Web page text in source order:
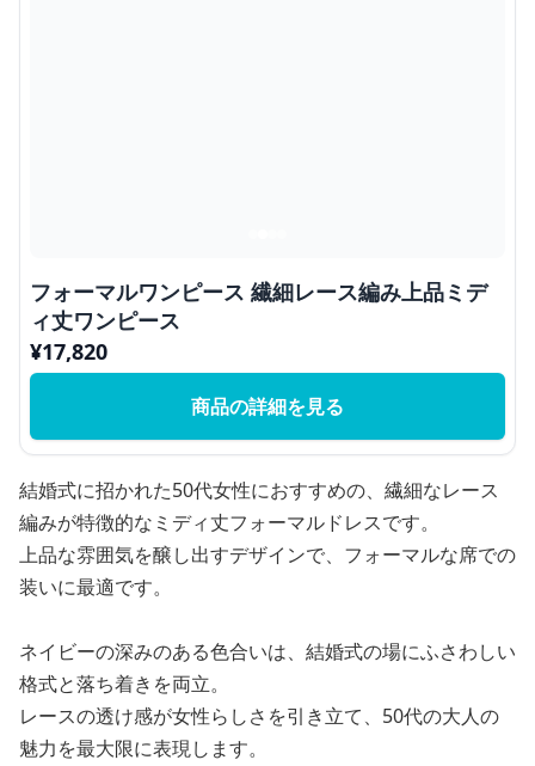
フォーマルワンピース 繊細レース編み上品ミデ
ィ丈ワンピース
¥17,820
商品の詳細を見る
結婚式に招かれた50代女性におすすめの、繊細なレース
編みが特徴的なミディ丈フォーマルドレスです。
上品な雰囲気を醸し出すデザインで、フォーマルな席での
装いに最適です。
ネイビーの深みのある色合いは、結婚式の場にふさわしい
格式と落ち着きを両立。
レースの透け感が女性らしさを引き立て、50代の大人の
魅力を最大限に表現します。